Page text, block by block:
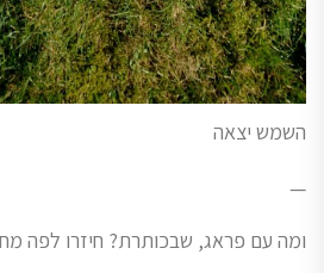
השמש יצאה
—
ומה עם פראג, שבכותרת? חיזרו לפה